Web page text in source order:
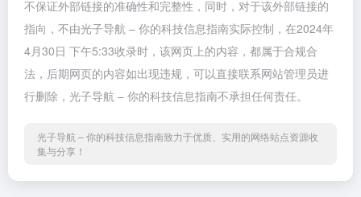
不保证外部链接的准确性和完整性，同时，对于该外部链接的
指向，不由光子导航 – 你的科技信息指南实际控制，在2024年
4月30日 下午5:33收录时，该网页上的内容，都属于合规合
法，后期网页的内容如出现违规，可以直接联系网站管理员进
行删除，光子导航 – 你的科技信息指南不承担任何责任。
光子导航 – 你的科技信息指南致力于优质、实用的网络站点资源收
集与分享！